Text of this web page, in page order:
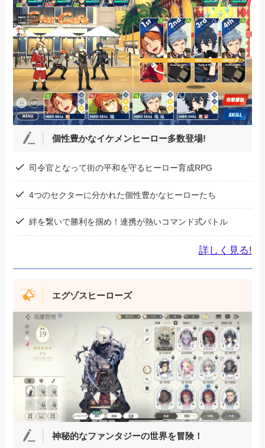
個性豊かなイケメンヒーロー多数登場!
司令官となって街の平和を守るヒーロー育成RPG
4つのセクターに分かれた個性豊かなヒーローたち
絆を繋いで勝利を掴め！連携が熱いコマンド式バトル
詳しく見る!
エグゾスヒーローズ
神秘的なファンタジーの世界を冒険！